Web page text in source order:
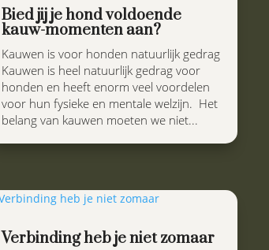
Bied jij je hond voldoende
kauw-momenten aan?
Kauwen is voor honden natuurlijk gedrag
Kauwen is heel natuurlijk gedrag voor
honden en heeft enorm veel voordelen
voor hun fysieke en mentale welzijn. Het
belang van kauwen moeten we niet...
Verbinding heb je niet zomaar